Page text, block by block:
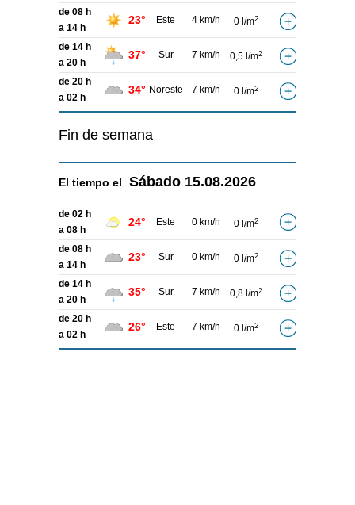
de 08 h
a 14 h
23° Este 4 km/h 0 l/m2
de 14 h
a 20 h
37° Sur 7 km/h 0,5 l/m2
de 20 h
a 02 h
34° Noreste 7 km/h 0 l/m2
Fin de semana
El tiempo el Sábado 15.08.2026
de 02 h
a 08 h
24° Este 0 km/h 0 l/m2
de 08 h
a 14 h
23° Sur 0 km/h 0 l/m2
de 14 h
a 20 h
35° Sur 7 km/h 0,8 l/m2
de 20 h
a 02 h
26° Este 7 km/h 0 l/m2